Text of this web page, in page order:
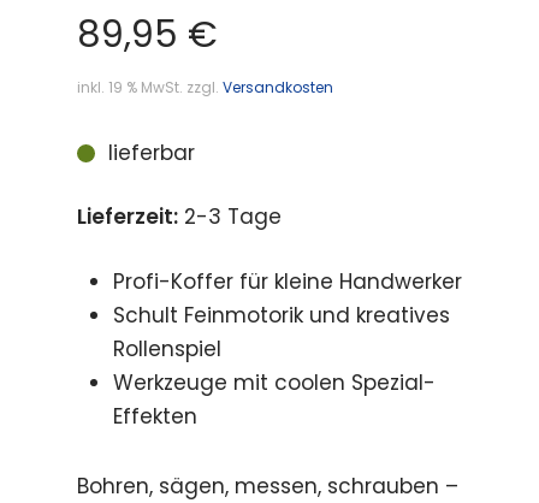
89,95 €
inkl. 19 % MwSt. zzgl. Versandkosten
lieferbar
Lieferzeit: 2-3 Tage
Profi-Koffer für kleine Handwerker
Schult Feinmotorik und kreatives
Rollenspiel
Werkzeuge mit coolen Spezial-
Effekten
Bohren, sägen, messen, schrauben –